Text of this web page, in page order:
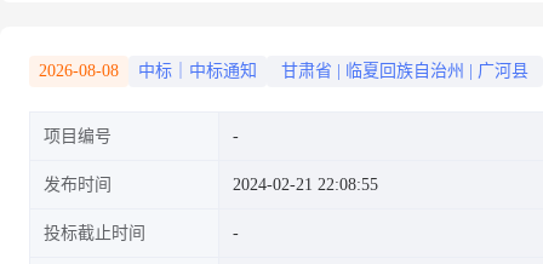
2026-08-08 中标｜中标通知 甘肃省 临夏回族自治州 广河县
项目编号
发布时间 2024-02-21 22:08:55
投标截止时间